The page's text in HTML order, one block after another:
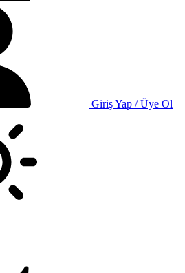
Giriş Yap / Üye Ol